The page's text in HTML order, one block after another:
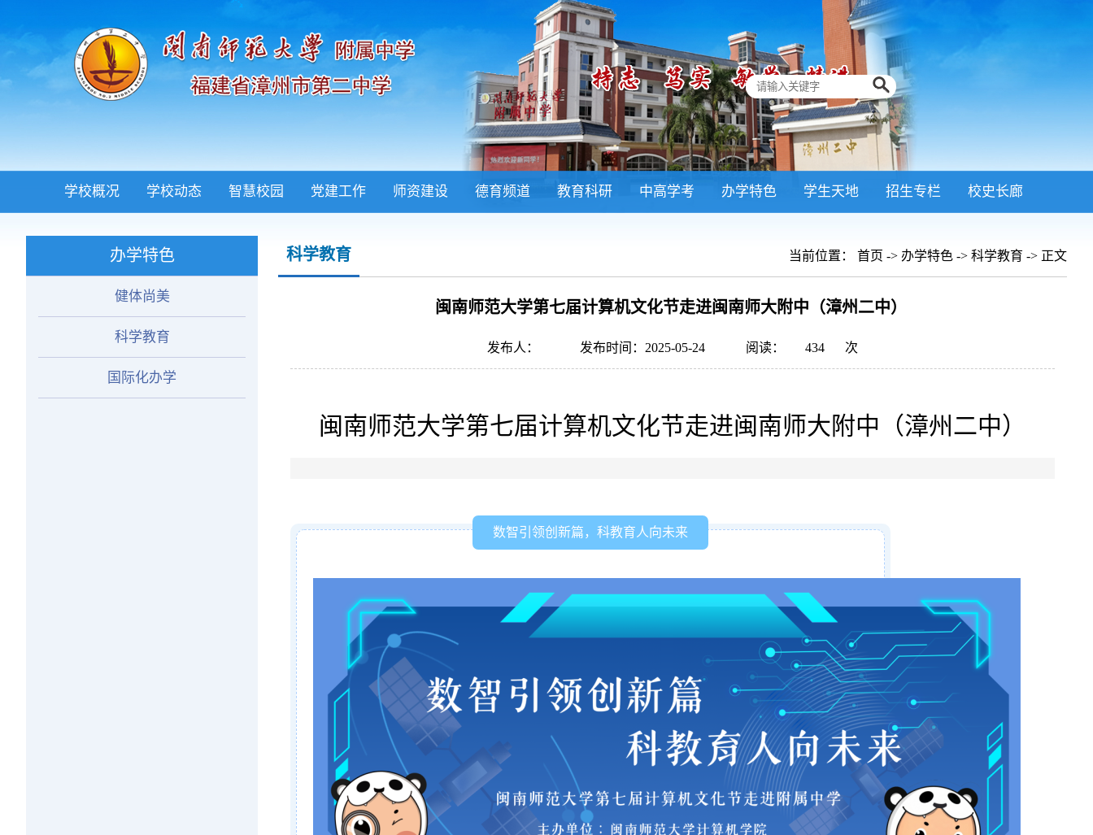
学校概况 学校动态 智慧校园 党建工作 师资建设 德育频道 教育科研 中高学考 办学特色 学生天地 招生专栏 校史长廊
办学特色
健体尚美
科学教育
国际化办学
当前位置： 首页 -> 办学特色 -> 科学教育 -> 正文
科学教育
闽南师范大学第七届计算机文化节走进闽南师大附中（漳州二中） ​
发布人： 发布时间：2025-05-24 阅读： 434 次
闽南师范大学第七届计算机文化节走进闽南师大附中（漳州二中）
数智引领创新篇，科教育人向未来